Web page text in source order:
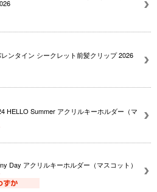
レンタイン シークレット前髪クリップ 2026
HELLO Summer アクリルキーホルダー（マ
Day アクリルキーホルダー（マスコット）